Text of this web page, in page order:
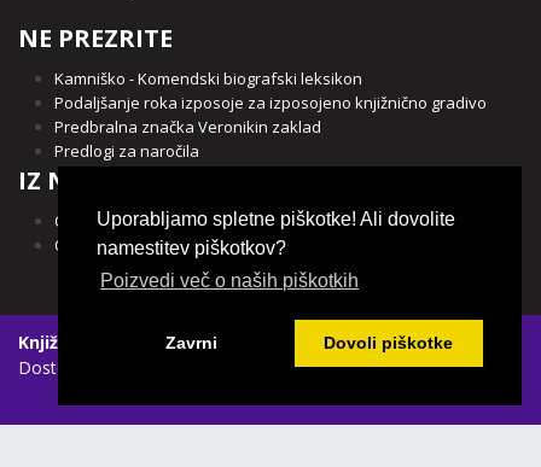
NE PREZRITE
Kamniško - Komendski biografski leksikon
Podaljšanje roka izposoje za izposojeno knjižnično gradivo
Predbralna značka Veronikin zaklad
Predlogi za naročila
IZ NAŠE OBČINE
Občina Kamnik
Občina Komenda
Knjižnica Franceta Balantiča Kamnik | Spletni piškotki
Dostopnost vsebin
Uporabljamo spletne piškotke! Ali dovolite
namestitev piškotkov?
Poizvedi več o naših piškotkih
Zavrni Dovoli piškotke